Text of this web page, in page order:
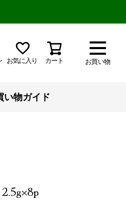
お買い物
お気に入り カート
い物ガイド